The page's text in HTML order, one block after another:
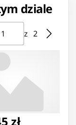
dziale
⁨1⁩ z ⁨2⁩
z ⁨2⁩
do strony
zł